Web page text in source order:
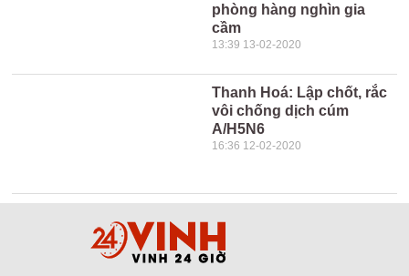
phòng hàng nghìn gia
cầm
13:39 13-02-2020
Thanh Hoá: Lập chốt, rắc
vôi chống dịch cúm
A/H5N6
16:36 12-02-2020